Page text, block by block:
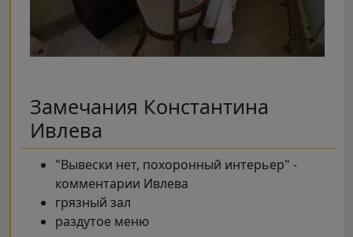
Замечания Константина
Ивлева
"Вывески нет, похоронный интерьер" -
комментарии Ивлева
грязный зал
раздутое меню